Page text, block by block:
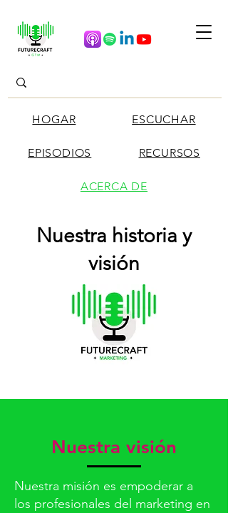
HOGAR ESCUCHAR
EPISODIOS RECURSOS
ACERCA DE
Nuestra historia y
visión
Nuestra visión
Nuestra misión es empoderar a
los profesionales del marketing en